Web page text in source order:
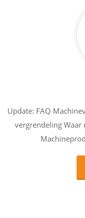
Update: FAQ
vergrendeling Waar